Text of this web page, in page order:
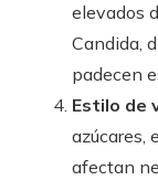
elevados
Candida,
padecen
Estilo de
azúcares,
afectan